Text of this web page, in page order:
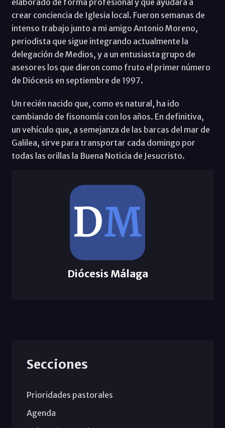
crear conciencia de Iglesia local. Fueron semanas de
intenso trabajo junto a mi amigo Antonio Moreno,
periodista que sigue integrando actualmente la
delegación de Medios, y a un entusiasta grupo de
asesores los que dieron como fruto el primer número
de Diócesis en septiembre de 1997.
Un recién nacido que, como es natural, ha ido
cambiando de fisonomía con los años. En definitiva,
un vehículo que, a semejanza de las barcas del mar de
Galilea, sirve para transportar cada domingo por
todas las orillas la Buena Noticia de Jesucristo.
Diócesis Málaga
Secciones
Prioridades pastorales
Agenda